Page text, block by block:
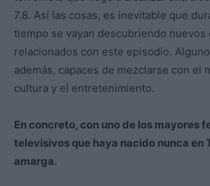
7.8. Así las cosas, es inevitable que
tiempo se vayan descubriendo nuevos
relacionados con este episodio.
además, capaces de mezclarse con el
cultura y el entretenimiento.
En concreto, con uno de los mayores
televisivos que haya nacido nunca en
amarga.